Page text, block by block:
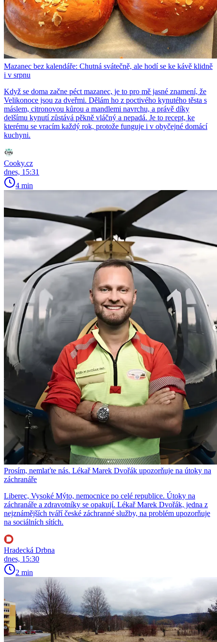
Mazanec bez kalendáře: Chutná svátečně, ale hodí se ke kávě klidně
i v srpnu
Když se doma začne péct mazanec, je to pro mě jasné znamení, že
Velikonoce jsou za dveřmi. Dělám ho z poctivého kynutého těsta s
máslem, citronovou kůrou a mandlemi navrchu, a právě díky
delšímu kynutí zůstává pěkně vláčný a nepadá. Je to recept, ke
kterému se vracím každý rok, protože funguje i v obyčejné domácí
kuchyni.
Cooky.cz
dnes, 15:31
4 min
Prosím, nemlaťte nás. Lékař Marek Dvořák upozorňuje na útoky na
záchranáře
Liberec, Vysoké Mýto, nemocnice po celé republice. Útoky na
záchranáře a zdravotníky se opakují. Lékař Marek Dvořák, jedna z
nejznámějších tváří české záchranné služby, na problém upozorňuje
na sociálních sítích.
Hradecká Drbna
dnes, 15:30
2 min